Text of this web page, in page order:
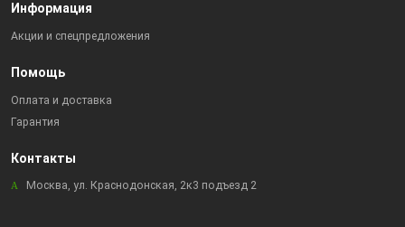
Информация
Акции и спецпредложения
Помощь
Оплата и доставка
Гарантия
Контакты
Москва, ул. Краснодонская, 2к3 подъезд 2